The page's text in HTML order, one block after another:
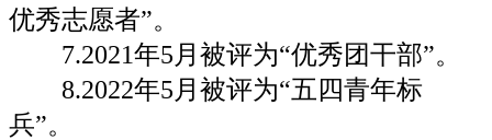
优秀志愿者”。
7.2021年5月被评为“优秀团干部”。
8.2022年5月被评为“五四青年标
兵”。